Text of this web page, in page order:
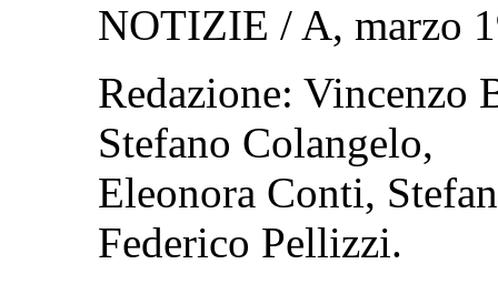
NOTIZIE / A, marzo
Redazione: Vincenzo
Stefano Colangelo,
Eleonora Conti,
Federico Pellizzi.